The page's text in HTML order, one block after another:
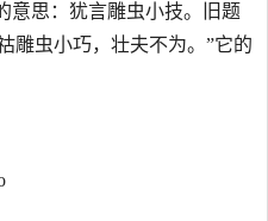
意思：犹言雕虫小技。旧题
雕虫小巧，壮夫不为。”它的